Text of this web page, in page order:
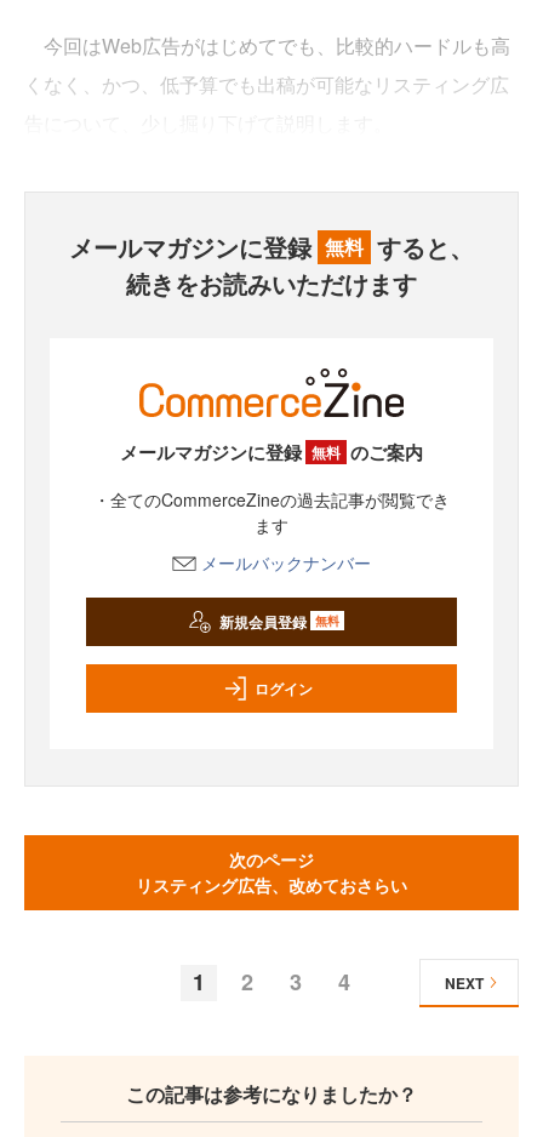
今回はWeb広告がはじめてでも、比較的ハードルも高
くなく、かつ、低予算でも出稿が可能なリスティング広
メールマガジンに登録 無料 すると、
続きをお読みいただけます
メールマガジンに登録 無料 のご案内
・全てのCommerceZineの過去記事が閲覧でき
ます
メールバックナンバー
新規会員登録 無料
ログイン
次のページ
リスティング広告、改めておさらい
1 2 3 4 NEXT
この記事は参考になりましたか？